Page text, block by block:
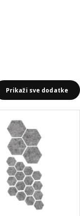
Prikaži sve dodatke